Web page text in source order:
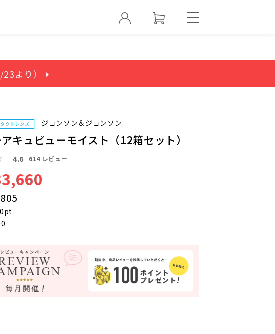
23より） ⏵
クトレンズ ジョンソン＆ジョンソン
キュビューモイスト（12箱セット）
4.6 614レビュー